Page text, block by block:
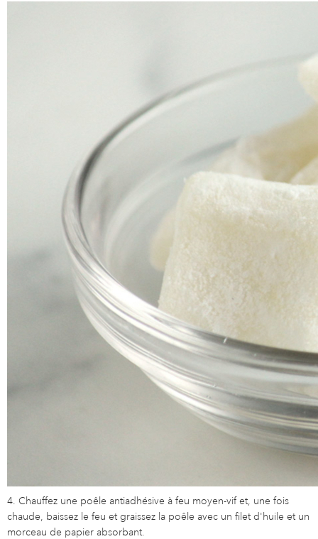
4. Chauffez une poêle antiadhésive à feu moyen-vif et, une fois
chaude, baissez le feu et graissez la poêle avec un filet d'huile et un
morceau de papier absorbant.